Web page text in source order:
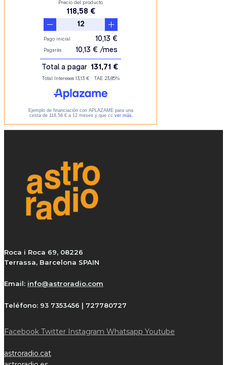
Roca i Roca 69, 08226
Terrassa, Barcelona SPAIN
Email: info@astroradio.com
Teléfono: 93 7353456 | 727780727
Facebook Twitter Instagram Whatsapp Youtube
astroradio.cat